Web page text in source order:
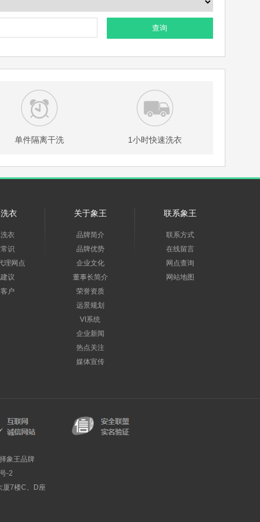
查询
单件隔离干洗 1小时快速洗衣
衣
衣
识
理网点
议
户
关于象王
品牌简介
品牌优势
企业文化
董事长简介
荣誉资质
远景规划
VI系统
企业新闻
热点关注
媒体宣传
联系象王
联系方式
在线留言
网点查询
网站地图
象王品牌
-2
厦7楼C、D座